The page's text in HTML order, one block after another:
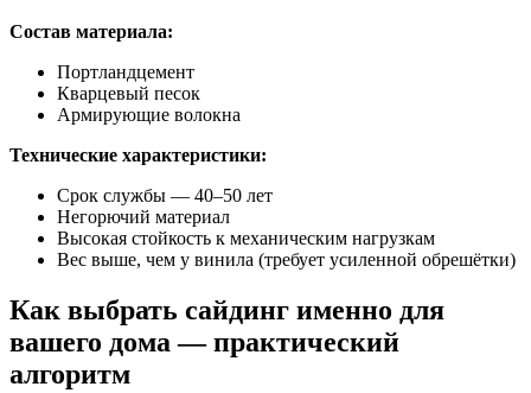
Состав материала:
Портландцемент
Кварцевый песок
Армирующие волокна
Технические характеристики:
Срок службы — 40–50 лет
Негорючий материал
Высокая стойкость к механическим нагрузкам
Вес выше, чем у винила (требует усиленной обрешётки)
Как выбрать сайдинг именно для
вашего дома — практический
алгоритм